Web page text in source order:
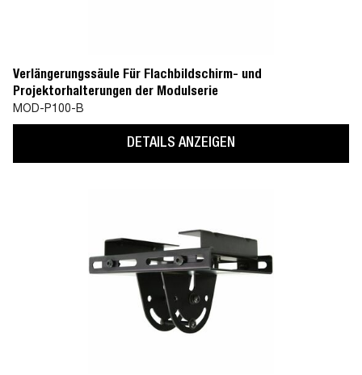
Verlängerungssäule Für Flachbildschirm- und
Projektorhalterungen der Modulserie
MOD-P100-B
DETAILS ANZEIGEN